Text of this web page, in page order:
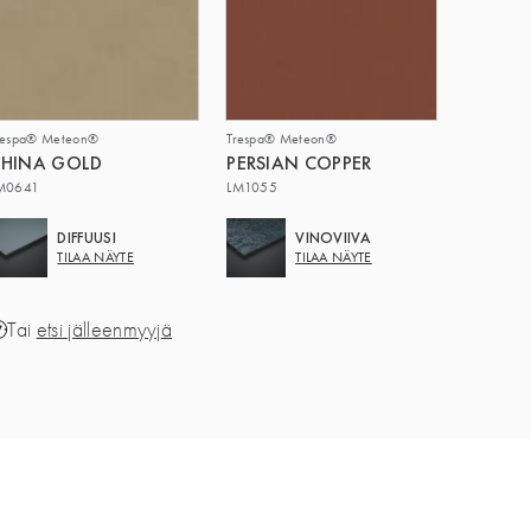
Meteon®
GOLD
DIFFUUSI
TILAA NÄYTE
Trespa® Meteon®
PERSIAN COPPER
LM1055
VINOVIIVA
TILAA NÄYTE
Tai etsi jälleenmyyjä